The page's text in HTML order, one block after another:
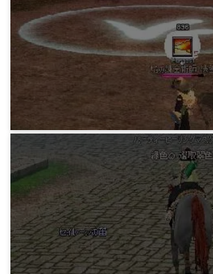
ダンジョンジャーナル
15年前
マビノギ戦闘系
生贄エルフソロ第二
15年前